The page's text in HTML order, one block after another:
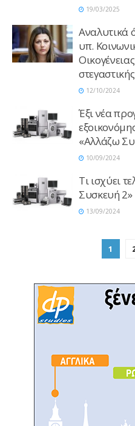
19/03/2025
Αναλυτικά
υπ.
12/10/2024
Έξι νέα
«Αλλάζω
10/09/2024
Τι ισχύει
Συσκευή 2»
13/09/2024
1